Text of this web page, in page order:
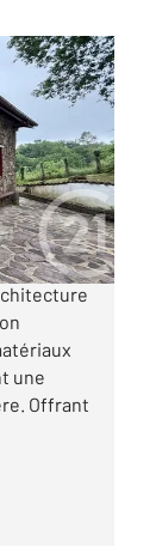
au
une
Offrant